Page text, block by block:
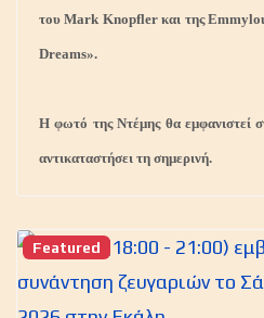
του Mark Knopfler και της
Dreams».
Η φωτό της Ντέμης θα εμφανιστεί
αντικαταστήσει τη σημερινή.
Featured